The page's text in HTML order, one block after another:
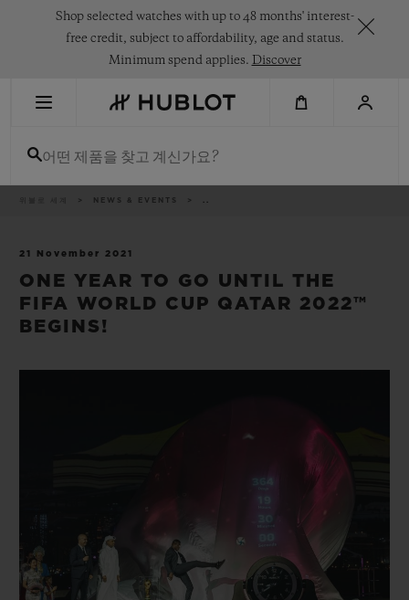
Shop selected watches with up to 48 months' interest-
free credit, subject to affordability, age and status.
Minimum spend applies. Discover
어떤 제품을 찾고 계신가요?
NEWS & EVENTS ..
21 November 2021
ONE YEAR TO GO UNTIL THE
FIFA WORLD CUP QATAR 2022™
BEGINS!
최근 검색이 없습니다
피치 세라믹
5+5 워런티